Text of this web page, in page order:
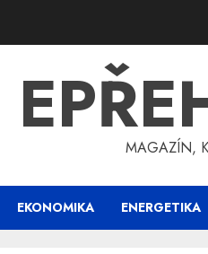
MAGAZÍN,
EKONOMIKA ENERGETIKA